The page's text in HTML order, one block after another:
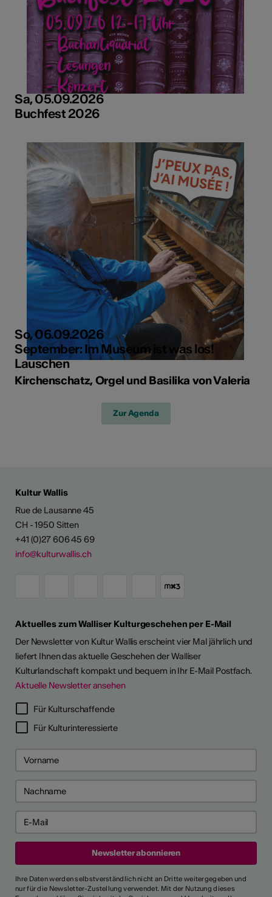
Sa, 05.09.2026
Buchfest 2026
So, 06.09.2026
September: Im Museum ist was los!
Lauschen
Kirchenschatz, Orgel und Basilika von Valeria
Zur Agenda
Kultur Wallis
Rue de Lausanne 45
CH - 1950 Sitten
+41 (0)27 606 45 69
info@kulturwallis.ch
Aktuelles zum Walliser Kulturgeschehen per E-Mail
Der Newsletter von Kultur Wallis erscheint vier Mal jährlich und
liefert Ihnen das aktuelle Geschehen der Walliser
Kulturlandschaft kompakt und bequem in Ihr E-Mail Postfach.
Aktuelle Newsletter ansehen
Für Kulturschaffende
Für Kulturinteressierte
Ihre Daten werden selbstverständlich nicht an Dritte weitergegeben und
nur für die Newsletter-Zustellung verwendet. Mit der Nutzung dieses